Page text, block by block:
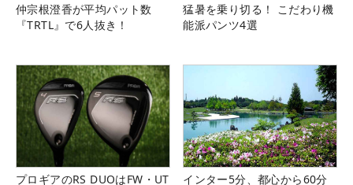
仲宗根澄香が平均パット数
『TRTL』で6人抜き！
猛暑を乗り切る！ こだわり機
能派パンツ4選
プロギアのRS DUOはFW・UT
インター5分、都心から60分